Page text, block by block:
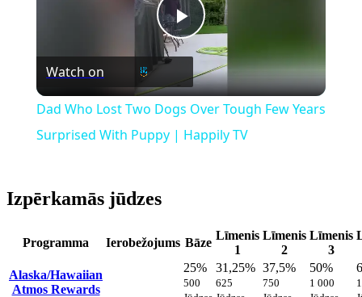
Play
Video
Watch on
Dad Who Lost Two Dogs Over Tough Few Years
Surprised With Puppy | Happily TV
Izpērkamās jūdzes
Programma Ierobežojums Bāze
Līmenis
1
Līmenis
2
Līmenis
3
Alaska/Hawaiian
Atmos Rewards
25%
500
31,25%
625
37,5%
750
50%
1 000